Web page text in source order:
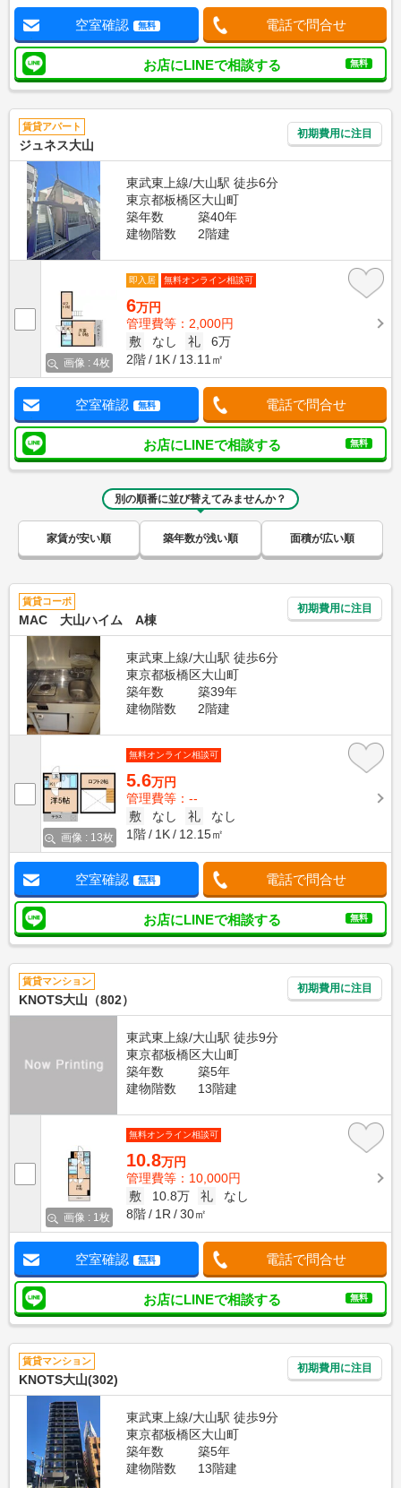
空室確認 無料 電話で問合せ
お店にLINEで相談する 無料
賃貸アパート
ジュネス大山
初期費用に注目
東武東上線/大山駅 徒歩6分
東京都板橋区大山町
築年数
築40年
建物階数
2階建
画像 : 4枚
即入居 無料オンライン相談可
6万円
管理費等：2,000円
敷
なし 礼
6万
2階
1K 13.11㎡
空室確認 無料 電話で問合せ
お店にLINEで相談する 無料
別の順番に並び替えてみませんか？
家賃が安い順 築年数が浅い順 面積が広い順
賃貸コーポ
MAC 大山ハイム A棟
初期費用に注目
東武東上線/大山駅 徒歩6分
東京都板橋区大山町
築年数
築39年
建物階数
2階建
画像 : 13枚
無料オンライン相談可
5.6万円
管理費等：--
敷
なし 礼
なし
1階
1K 12.15㎡
空室確認 無料 電話で問合せ
お店にLINEで相談する 無料
賃貸マンション
KNOTS大山（802）
初期費用に注目
東武東上線/大山駅 徒歩9分
東京都板橋区大山町
築年数
築5年
建物階数
13階建
画像 : 1枚
無料オンライン相談可
10.8万円
管理費等：10,000円
敷
10.8万 礼
なし
8階
1R 30㎡
空室確認 無料 電話で問合せ
お店にLINEで相談する 無料
賃貸マンション
KNOTS大山(302)
初期費用に注目
東武東上線/大山駅 徒歩9分
東京都板橋区大山町
築年数
築5年
建物階数
13階建